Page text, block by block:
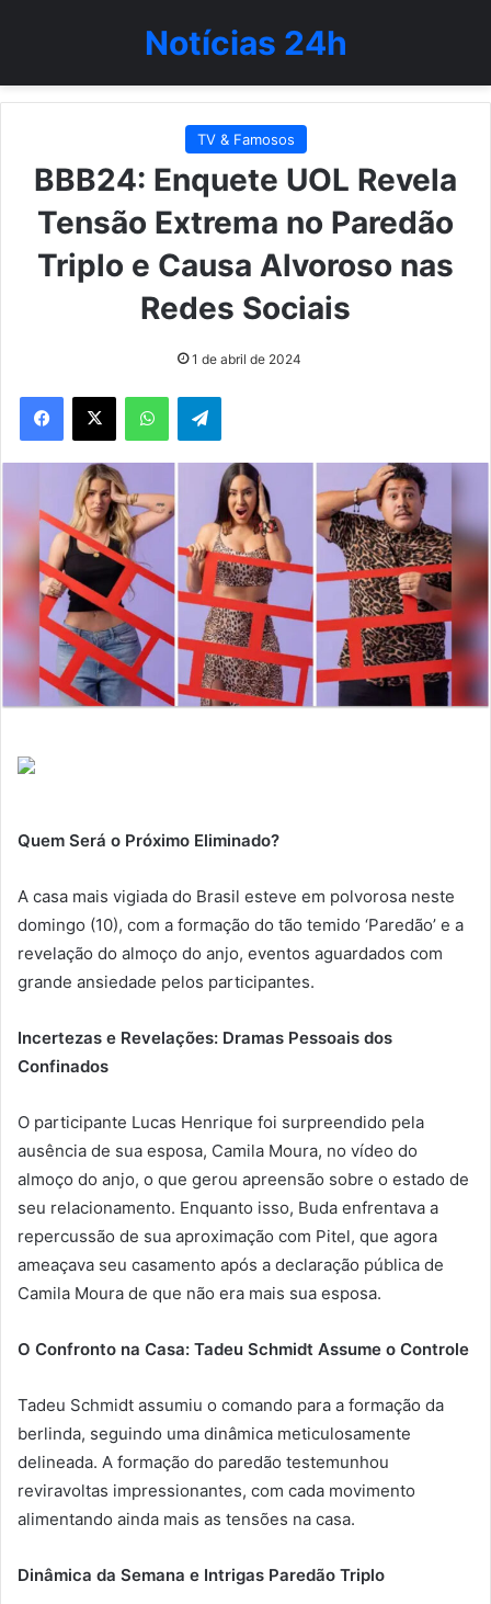
Notícias 24h
TV & Famosos
BBB24: Enquete UOL Revela
Tensão Extrema no Paredão
Triplo e Causa Alvoroso nas
Redes Sociais
1 de abril de 2024
WhatsAppTelegram
Quem Será o Próximo Eliminado?
A casa mais vigiada do Brasil esteve em polvorosa neste
domingo (10), com a formação do tão temido ‘Paredão’ e a
revelação do almoço do anjo, eventos aguardados com
grande ansiedade pelos participantes.
Incertezas e Revelações: Dramas Pessoais dos
Confinados
O participante Lucas Henrique foi surpreendido pela
ausência de sua esposa, Camila Moura, no vídeo do
almoço do anjo, o que gerou apreensão sobre o estado de
seu relacionamento. Enquanto isso, Buda enfrentava a
repercussão de sua aproximação com Pitel, que agora
ameaçava seu casamento após a declaração pública de
Camila Moura de que não era mais sua esposa.
O Confronto na Casa: Tadeu Schmidt Assume o Controle
Tadeu Schmidt assumiu o comando para a formação da
berlinda, seguindo uma dinâmica meticulosamente
delineada. A formação do paredão testemunhou
reviravoltas impressionantes, com cada movimento
alimentando ainda mais as tensões na casa.
Dinâmica da Semana e Intrigas Paredão Triplo